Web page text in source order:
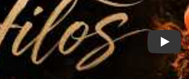
Reproducir